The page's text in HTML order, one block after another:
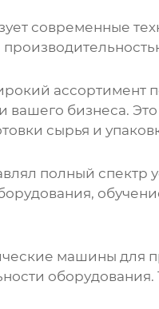
современные
ассортимент
вашего бизнеса.
сырья и
полный спектр
машины для